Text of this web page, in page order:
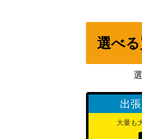
楽園を目指す
Anniversary
優しい微笑み
選べ
出
大量も